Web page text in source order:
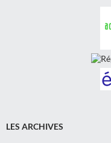
LES ARCHIVES